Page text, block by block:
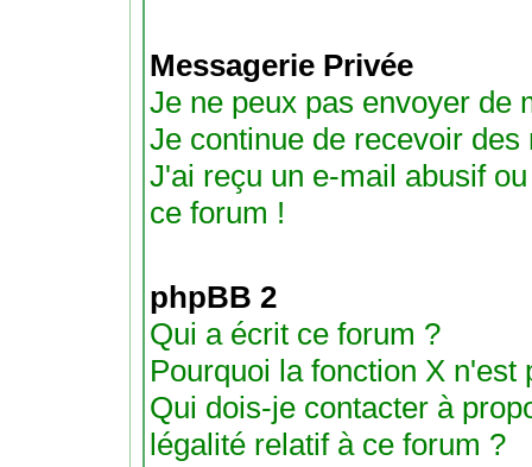
Messagerie Privée
Je ne peux pas envoyer de
Je continue de recevoir
J'ai reçu un e-mail abusif
ce forum !
phpBB 2
Qui a écrit ce forum ?
Pourquoi la fonction X n'est
Qui dois-je contacter à
légalité relatif à ce forum ?